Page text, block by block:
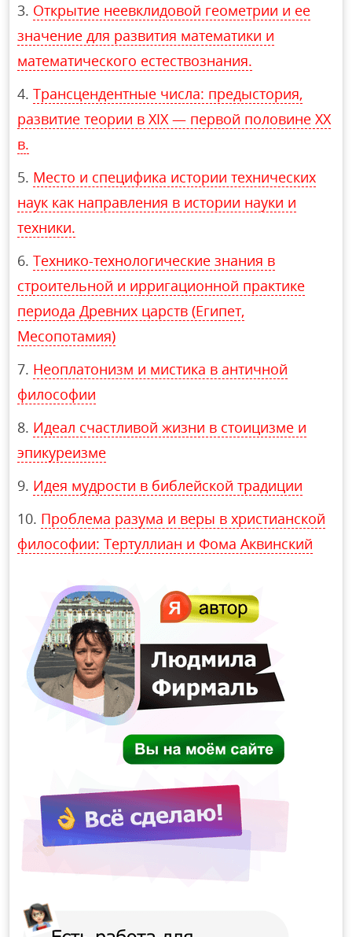
Открытие неевклидовой геометрии и ее
значение для развития математики и
математического естествознания.
Трансцендентные числа: предыстория,
развитие теории в XIX — первой половине XX
в.
Место и специфика истории технических
наук как направления в истории науки и
техники.
Технико-технологические знания в
строительной и ирригационной практике
периода Древних царств (Египет,
Месопотамия)
Неоплатонизм и мистика в античной
философии
Идеал счастливой жизни в стоицизме и
эпикуреизме
Идея мудрости в библейской традиции
Проблема разума и веры в христианской
философии: Тертуллиан и Фома Аквинский